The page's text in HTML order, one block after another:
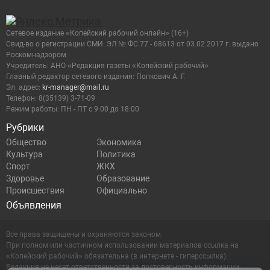
Рубрики
Общество
Экономика
Культура
Политика
Спорт
ЖКХ
Здоровье
Образование
Происшествия
Официально
Объявления
Сетевое издание «Копейский рабочий онлайн» (16+)
Cвид-во о регистрации СМИ: ЭЛ № ФС 77 - 68613 от 03.02.2017 г. выдано
Роскомнадзором
Учредитель: АНО «Редакция газеты «Копейский рабочий»
Главный редактор сетевого издания: Попкович А. Г.
Эл. адрес: kr-manager@mail.ru
Телефон: 8(35139) 3-71-09
Режим работы: ПН - ПТ с 9:00 до 18:00
Все права защищены и охраняются законом.
При полном или частичном использовании материалов ссылка на
«Копейский рабочий» обязательна (в интернете - гиперссылка).
Редакция не несет ответственности за достоверность информации,